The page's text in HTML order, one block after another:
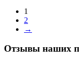
1
2
→
Отзывы наших